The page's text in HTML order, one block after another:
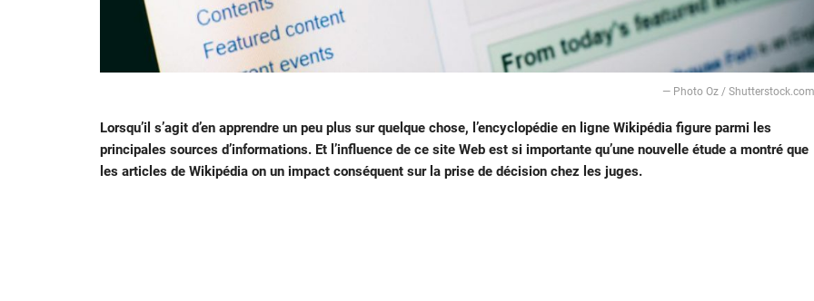
— Photo Oz / Shutterstock.com
Lorsqu’il s’agit d’en apprendre un peu plus sur quelque chose, l’encyclopédie en ligne Wikipédia figure parmi les
principales sources d’informations. Et l’influence de ce site Web est si importante qu’une nouvelle étude a montré que
les articles de Wikipédia on un impact conséquent sur la prise de décision chez les juges.